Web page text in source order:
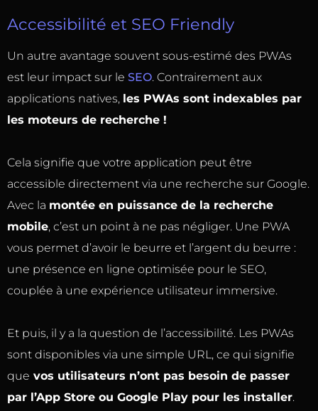
Accessibilité et SEO Friendly
Un autre avantage souvent sous-estimé des PWAs
est leur impact sur le SEO. Contrairement aux
applications natives, les PWAs sont indexables par
les moteurs de recherche !
Cela signifie que votre application peut être
accessible directement via une recherche sur Google.
Avec la montée en puissance de la recherche
mobile, c’est un point à ne pas négliger. Une PWA
vous permet d’avoir le beurre et l’argent du beurre :
une présence en ligne optimisée pour le SEO,
couplée à une expérience utilisateur immersive.
Et puis, il y a la question de l’accessibilité. Les PWAs
sont disponibles via une simple URL, ce qui signifie
que vos utilisateurs n’ont pas besoin de passer
par l’App Store ou Google Play pour les installer.